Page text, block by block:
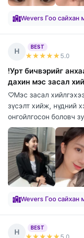
Wevers Гоо сайхан
Н
BEST
★★★★★ 5.0
!Урт бичвэрийг
дахин мэс засал
♡Мэс засал
зүсэлт хийж, нүдний
онгойлгосон боловч
Wevers Гоо сайхан
Н
BEST